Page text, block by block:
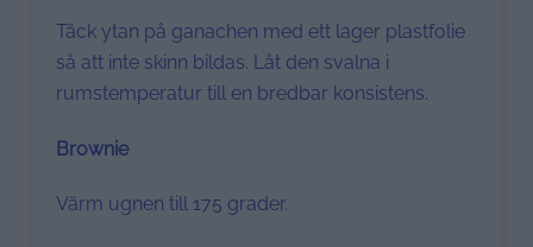
Täck ytan på ganachen med ett lager plastfolie
så att inte skinn bildas. Låt den svalna i
rumstemperatur till en bredbar konsistens.
Brownie
Värm ugnen till 175 grader.